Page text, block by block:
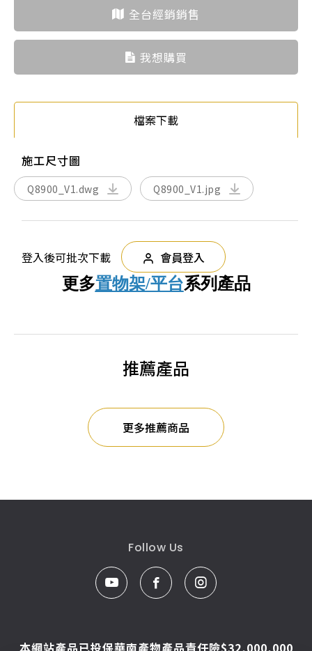
全台經銷銷售
我想購買
檔案下載
施工尺寸圖
Q8900_V1.dwg Q8900_V1.jpg
登入後可批次下載 會員登入
更多置物架/平台系列產品
推薦產品
更多推薦商品
Follow Us
本網站產品已投保華南產物產品責任險$32,000,000